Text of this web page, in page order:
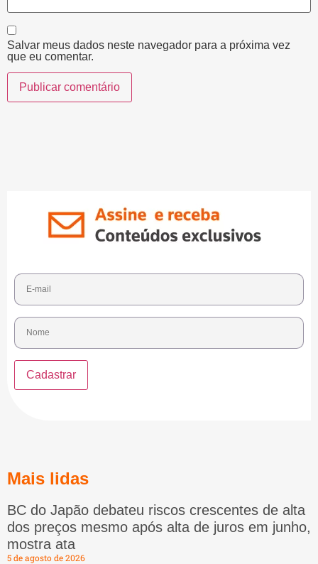
Salvar meus dados neste navegador para a próxima vez
que eu comentar.
Mais lidas
BC do Japão debateu riscos crescentes de alta
dos preços mesmo após alta de juros em junho,
mostra ata
5 de agosto de 2026